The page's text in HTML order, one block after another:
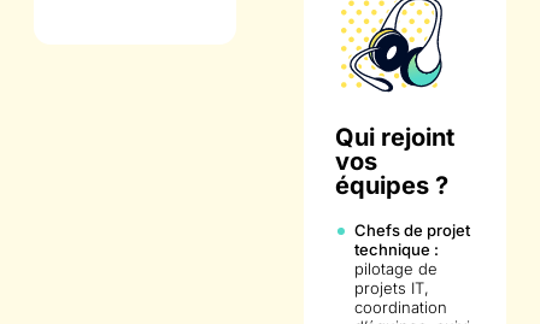
Qui rejoint
vos
équipes ?
Chefs de projet
technique :
pilotage de
projets IT,
coordination